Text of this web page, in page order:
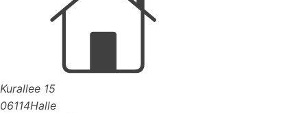
Kurallee 15
06114Halle